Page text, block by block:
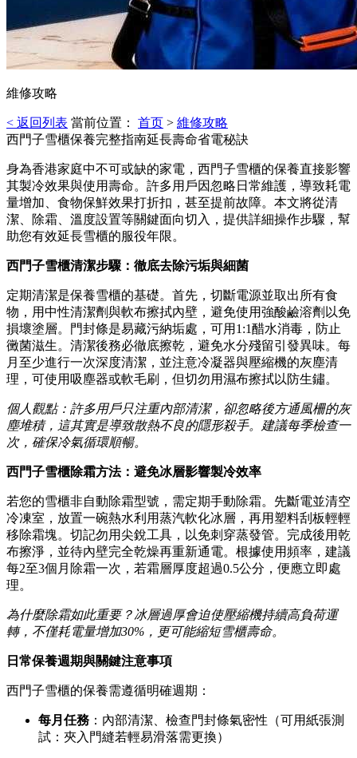
維修攻略
< 返回列表 當前位置： 首页 > 維修攻略
西門子雪櫃保養完整指南延長壽命省電秘訣
身為香港家庭中不可或缺的家電，西門子雪櫃的保養直接影響
其製冷效果與使用壽命。許多用戶因忽略日常維護，導致耗電
量增加、食物保鮮效果打折扣，甚至提前故障。本文將從清
潔、除霜、溫度設置等關鍵面向切入，提供詳細操作步驟，幫
助您有效延長雪櫃的服役年限。
西門子雪櫃清潔步驟：徹底去除污垢與細菌
定期清潔是保養雪櫃的基礎。首先，切斷電源並取出所有食
物，用中性清潔劑與軟布擦拭內壁，避免使用強酸鹼溶劑以免
損壞塗層。門封條是易藏污納垢處，可用1:1醋水消毒，防止
黴菌滋生。清潔後務必徹底擦乾，避免水分殘留引發異味。每
月至少進行一次深度清潔，並注意冷凝器與壓縮機的灰塵清
理，可使用吸塵器或軟毛刷，但切勿用濕布擦拭以防生鏽。
個人觀點：許多用戶只注重內部清潔，卻忽略後方通風柵的灰
塵堆積，這其實是導致散熱不良的隱形殺手。建議每季檢查一
次，確保冷氣循環順暢。
西門子雪櫃除霜方法：避免冰層影響製冷效率
若您的雪櫃非自動除霜型號，需定期手動除霜。先斷電並清空
冷凍室，放置一碗熱水利用蒸汽軟化冰層，再用塑料刮板輕輕
移除霜塊。切記勿用尖銳工具，以免刺穿蒸發管。完成後用乾
布擦淨，並待內壁完全乾燥再重新通電。根據使用頻率，建議
每2至3個月除霜一次，若霜層厚度超過0.5公分，便應立即處
理。
為什麼除霜如此重要？冰層過厚會迫使壓縮機持續高負荷運
轉，不僅耗電量增加30%，更可能縮短雪櫃壽命。
日常保養週期與關鍵注意事項
西門子雪櫃的保養需遵循明確週期：
每月任務 ：內部清潔、檢查門封條氣密性（可用紙張測
試：夾入門縫若輕易滑落需更換）